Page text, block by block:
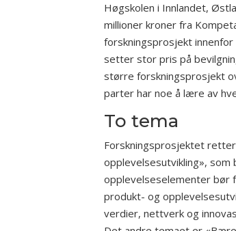
Høgskolen i Innlandet,
millioner kroner fra
forskningsprosjekt
setter stor pris på
større forskningsprosjekt
parter har noe å lære av
To tema
Forskningsprosjektet
opplevelsesutvikling»,
opplevelseselementer bør
produkt- og
verdier, nettverk og